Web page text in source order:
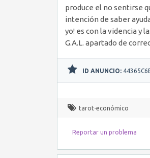
produce el no sentirse
intención de saber
yo! es con la videncia y
G.A.L. apartado de
ID ANUNCIO:
tarot-económico
Reportar un problema